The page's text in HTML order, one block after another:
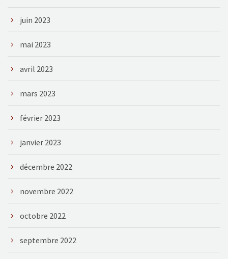
juin 2023
mai 2023
avril 2023
mars 2023
février 2023
janvier 2023
décembre 2022
novembre 2022
octobre 2022
septembre 2022